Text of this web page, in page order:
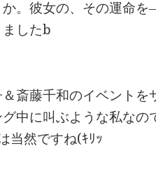
か。彼女の、その運命
したb
斎藤千和のイベントを
中に叫ぶような私なの
当然ですね(ｷﾘｯ